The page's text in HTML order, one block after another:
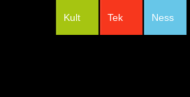
Ness
Tek
Kult